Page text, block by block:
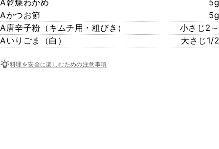
A乾燥わかめ
5g
Aかつお節
5g
A唐辛子粉（キムチ用・粗びき）
小さじ2～
Aいりごま（白）
大さじ1/2
料理を安全に楽しむための注意事項